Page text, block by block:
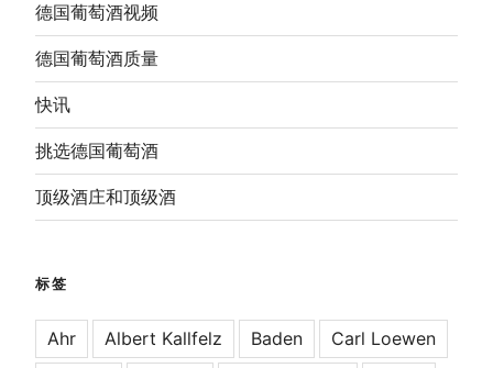
德国葡萄酒视频
德国葡萄酒质量
快讯
挑选德国葡萄酒
顶级酒庄和顶级酒
标签
Ahr Albert Kallfelz Baden
Carl Loewen